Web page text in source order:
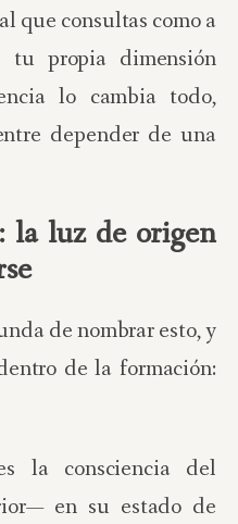
que consultas como a
tu propia dimensión
lo cambia todo,
depender de una
la luz de origen
de nombrar esto, y
de la formación:
la consciencia del
en su estado de